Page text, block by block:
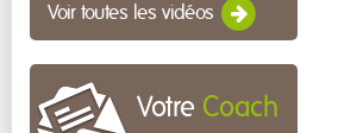
Voir toutes les vidéos
Votre Coach